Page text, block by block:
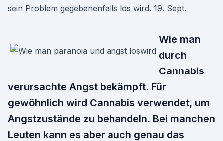
sein Problem gegebenenfalls los wird. 19. Sept.
Wie man
durch
Cannabis
verursachte Angst bekämpft. Für
gewöhnlich wird Cannabis verwendet, um
Angstzustände zu behandeln. Bei manchen
Leuten kann es aber auch genau das